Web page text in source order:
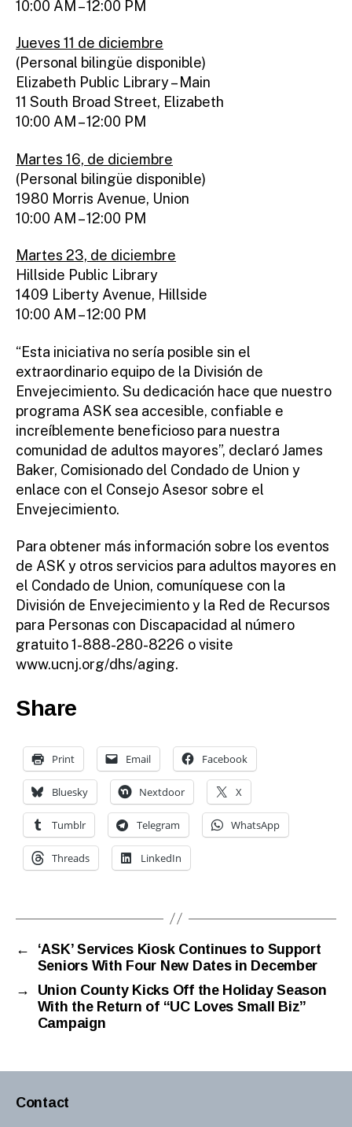
10:00 AM – 12:00 PM
Jueves 11 de diciembre
(Personal bilingüe disponible)
Elizabeth Public Library – Main
11 South Broad Street, Elizabeth
10:00 AM – 12:00 PM
Martes 16, de diciembre
(Personal bilingüe disponible)
1980 Morris Avenue, Union
10:00 AM – 12:00 PM
Martes 23, de diciembre
Hillside Public Library
1409 Liberty Avenue, Hillside
10:00 AM – 12:00 PM
“Esta iniciativa no sería posible sin el
extraordinario equipo de la División de
Envejecimiento. Su dedicación hace que nuestro
programa ASK sea accesible, confiable e
increíblemente beneficioso para nuestra
comunidad de adultos mayores”, declaró James
Baker, Comisionado del Condado de Union y
enlace con el Consejo Asesor sobre el
Envejecimiento.
Para obtener más información sobre los eventos
de ASK y otros servicios para adultos mayores en
el Condado de Union, comuníquese con la
División de Envejecimiento y la Red de Recursos
para Personas con Discapacidad al número
gratuito 1-888-280-8226 o visite
www.ucnj.org/dhs/aging.
Share
Print Email Facebook
Bluesky Nextdoor X
Tumblr Telegram WhatsApp
Threads LinkedIn
←
‘ASK’ Services Kiosk Continues to Support
Seniors With Four New Dates in December
→
Union County Kicks Off the Holiday Season
With the Return of “UC Loves Small Biz”
Campaign
Contact